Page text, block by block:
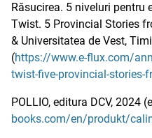
Răsucirea. 5 niveluri
Twist. 5 Provincial Stories
& Universitatea de Vest,
(https://www.e-flux.com/
twist-five-provincial-stories-
POLLIO, editura DCV, 2024
books.com/en/produkt/